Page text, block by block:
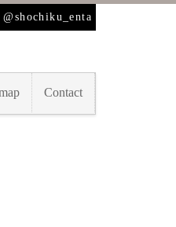
@shochiku_enta
Contact